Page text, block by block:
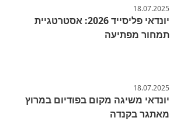
18.07.2025
יונדאי פליסייד 2026: אסטרטגיית
תמחור מפתיעה
18.07.2025
יונדאי משיגה מקום בפודיום במרוץ
מאתגר בקנדה